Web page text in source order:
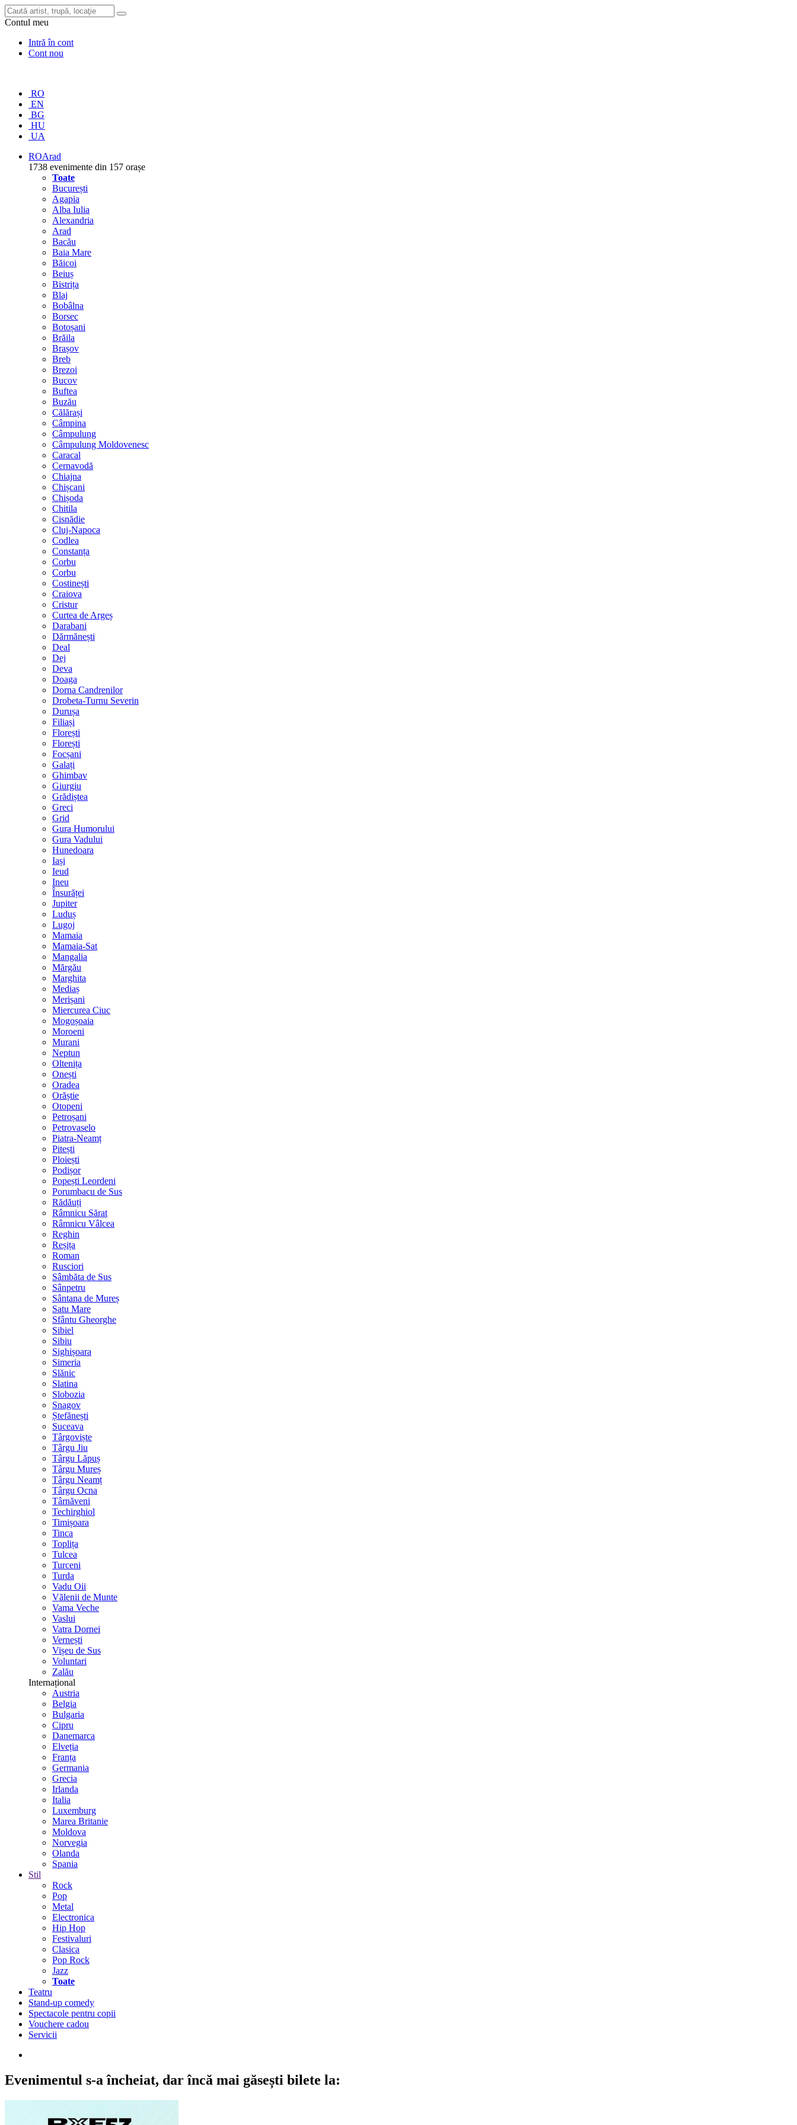
Contul meu
Intră în cont
Cont nou
RO
EN
BG
HU
UA
ROArad
1738 evenimente din 157 orașe
Toate
București
Agapia
Alba Iulia
Alexandria
Arad
Bacău
Baia Mare
Băicoi
Beiuș
Bistrița
Blaj
Bobâlna
Borsec
Botoșani
Brăila
Brașov
Breb
Brezoi
Bucov
Buftea
Buzău
Călărași
Câmpina
Câmpulung
Câmpulung Moldovenesc
Caracal
Cernavodă
Chiajna
Chișcani
Chișoda
Chitila
Cisnădie
Cluj-Napoca
Codlea
Constanța
Corbu
Corbu
Costinești
Craiova
Cristur
Curtea de Argeș
Darabani
Dărmănești
Deal
Dej
Deva
Doaga
Dorna Candrenilor
Drobeta-Turnu Severin
Durușa
Filiași
Florești
Florești
Focșani
Galați
Ghimbav
Giurgiu
Grădiștea
Greci
Grid
Gura Humorului
Gura Vadului
Hunedoara
Iași
Ieud
Ineu
Însurăței
Jupiter
Luduș
Lugoj
Mamaia
Mamaia-Sat
Mangalia
Mărgău
Marghita
Mediaș
Merișani
Miercurea Ciuc
Mogoșoaia
Moroeni
Murani
Neptun
Oltenița
Onești
Oradea
Orăștie
Otopeni
Petroșani
Petrovaselo
Piatra-Neamț
Pitești
Ploiești
Podișor
Popești Leordeni
Porumbacu de Sus
Rădăuți
Râmnicu Sărat
Râmnicu Vâlcea
Reghin
Reșița
Roman
Rusciori
Sâmbăta de Sus
Sânpetru
Sântana de Mureș
Satu Mare
Sfântu Gheorghe
Sibiel
Sibiu
Sighișoara
Simeria
Slănic
Slatina
Slobozia
Snagov
Ștefănești
Suceava
Târgoviște
Târgu Jiu
Târgu Lăpuș
Târgu Mureș
Târgu Neamț
Târgu Ocna
Târnăveni
Techirghiol
Timișoara
Tinca
Toplița
Tulcea
Turceni
Turda
Vadu Oii
Vălenii de Munte
Vama Veche
Vaslui
Vatra Dornei
Vernești
Vișeu de Sus
Voluntari
Zalău
Internațional
Austria
Belgia
Bulgaria
Cipru
Danemarca
Elveția
Franța
Germania
Grecia
Irlanda
Italia
Luxemburg
Marea Britanie
Moldova
Norvegia
Olanda
Spania
Stil
Rock
Pop
Metal
Electronica
Hip Hop
Festivaluri
Clasica
Pop Rock
Jazz
Toate
Teatru
Stand-up comedy
Spectacole pentru copii
Vouchere cadou
Servicii
Evenimentul s-a încheiat, dar încă mai găsești bilete la: